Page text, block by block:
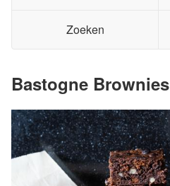
Zoeken
Bastogne Brownies